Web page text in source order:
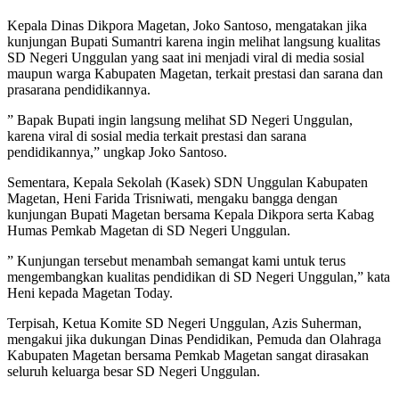
Kepala Dinas Dikpora Magetan, Joko Santoso, mengatakan jika
kunjungan Bupati Sumantri karena ingin melihat langsung kualitas
SD Negeri Unggulan yang saat ini menjadi viral di media sosial
maupun warga Kabupaten Magetan, terkait prestasi dan sarana dan
prasarana pendidikannya.
” Bapak Bupati ingin langsung melihat SD Negeri Unggulan,
karena viral di sosial media terkait prestasi dan sarana
pendidikannya,” ungkap Joko Santoso.
Sementara, Kepala Sekolah (Kasek) SDN Unggulan Kabupaten
Magetan, Heni Farida Trisniwati, mengaku bangga dengan
kunjungan Bupati Magetan bersama Kepala Dikpora serta Kabag
Humas Pemkab Magetan di SD Negeri Unggulan.
” Kunjungan tersebut menambah semangat kami untuk terus
mengembangkan kualitas pendidikan di SD Negeri Unggulan,” kata
Heni kepada Magetan Today.
Terpisah, Ketua Komite SD Negeri Unggulan, Azis Suherman,
mengakui jika dukungan Dinas Pendidikan, Pemuda dan Olahraga
Kabupaten Magetan bersama Pemkab Magetan sangat dirasakan
seluruh keluarga besar SD Negeri Unggulan.